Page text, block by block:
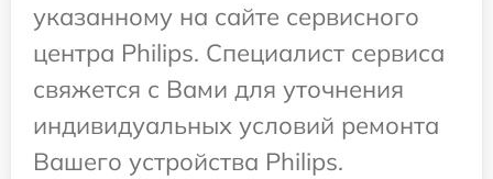
указанному на сайте сервисного
центра Philips. Специалист сервиса
свяжется с Вами для уточнения
индивидуальных условий ремонта
Вашего устройства Philips.